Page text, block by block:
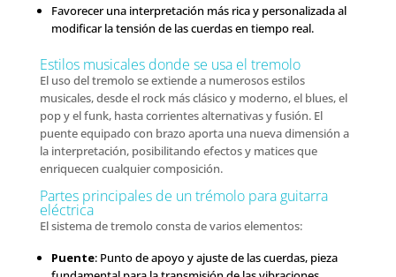
Favorecer una interpretación más rica y personalizada al
modificar la tensión de las cuerdas en tiempo real.
Estilos musicales donde se usa el tremolo
El uso del tremolo se extiende a numerosos estilos
musicales, desde el rock más clásico y moderno, el blues, el
pop y el funk, hasta corrientes alternativas y fusión. El
puente equipado con brazo aporta una nueva dimensión a
la interpretación, posibilitando efectos y matices que
enriquecen cualquier composición.
Partes principales de un trémolo para guitarra
eléctrica
El sistema de tremolo consta de varios elementos:
Puente: Punto de apoyo y ajuste de las cuerdas, pieza